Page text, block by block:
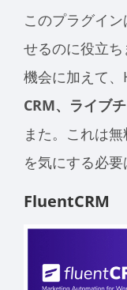
このプラグイ
せるのに役立
機会に加えて
CRM、ライブ
また。これは
を気にする必要
FluentCRM